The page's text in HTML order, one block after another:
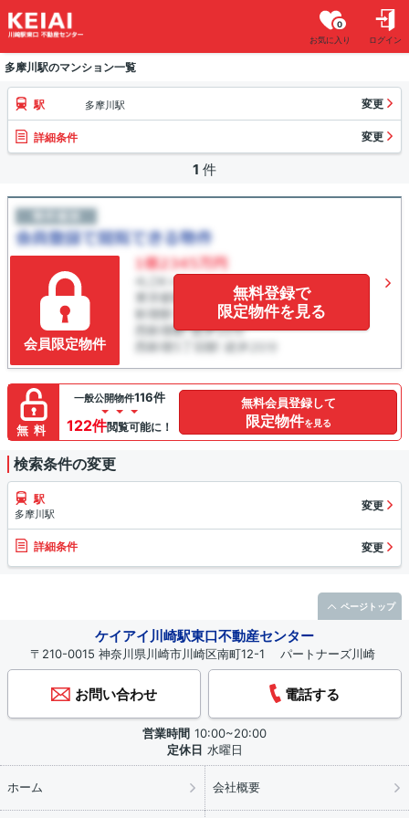
お気に入り
0
ログイン
多摩川駅のマンション一覧
駅 多摩川駅 変更
詳細条件 変更
1 件
会員限定物件
無料登録で
限定物件を見る
無料
一般公開物件116件
122件閲覧可能に！
無料会員登録して
限定物件を見る
検索条件の変更
駅
多摩川駅
変更
詳細条件 変更
ケイアイ川崎駅東口不動産センター
〒210-0015 神奈川県川崎市川崎区南町12-1 パートナーズ川崎
お問い合わせ 電話する
営業時間 10:00~20:00
定休日 水曜日
ホーム 会社概要
ページトップ